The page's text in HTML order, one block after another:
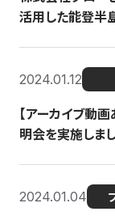
活用した能登半
2024.01.12
【アーカイブ動
明会を実施しまし
2024.01.04